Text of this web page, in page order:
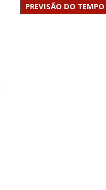
PREVISÃO DO TEMPO